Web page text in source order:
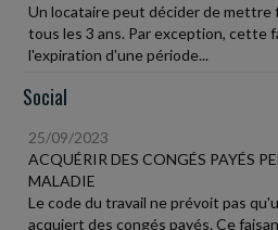
Un locataire peut décider de mettre
tous les 3 ans. Par exception, cette
l'expiration d'une période...
Social
25/09/2023
ACQUÉRIR DES CONGÉS PAYÉS
MALADIE
Le code du travail ne prévoit pas
acquiert des congés payés. Ce